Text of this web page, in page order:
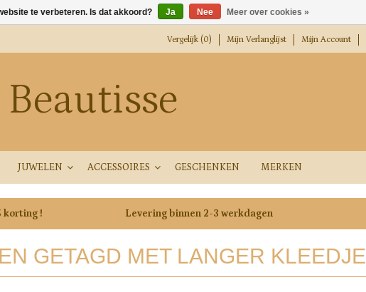
Vergelijk (0) Mijn Verlanglijst Mijn Account
Beautisse
JUWELEN ACCESSOIRES GESCHENKEN MERKEN
korting ! Levering binnen 2-3 werkdagen
GETAGD MET LANGER KLEEDJE
te verbeteren. Is dat akkoord? Ja Nee Meer over cookies »